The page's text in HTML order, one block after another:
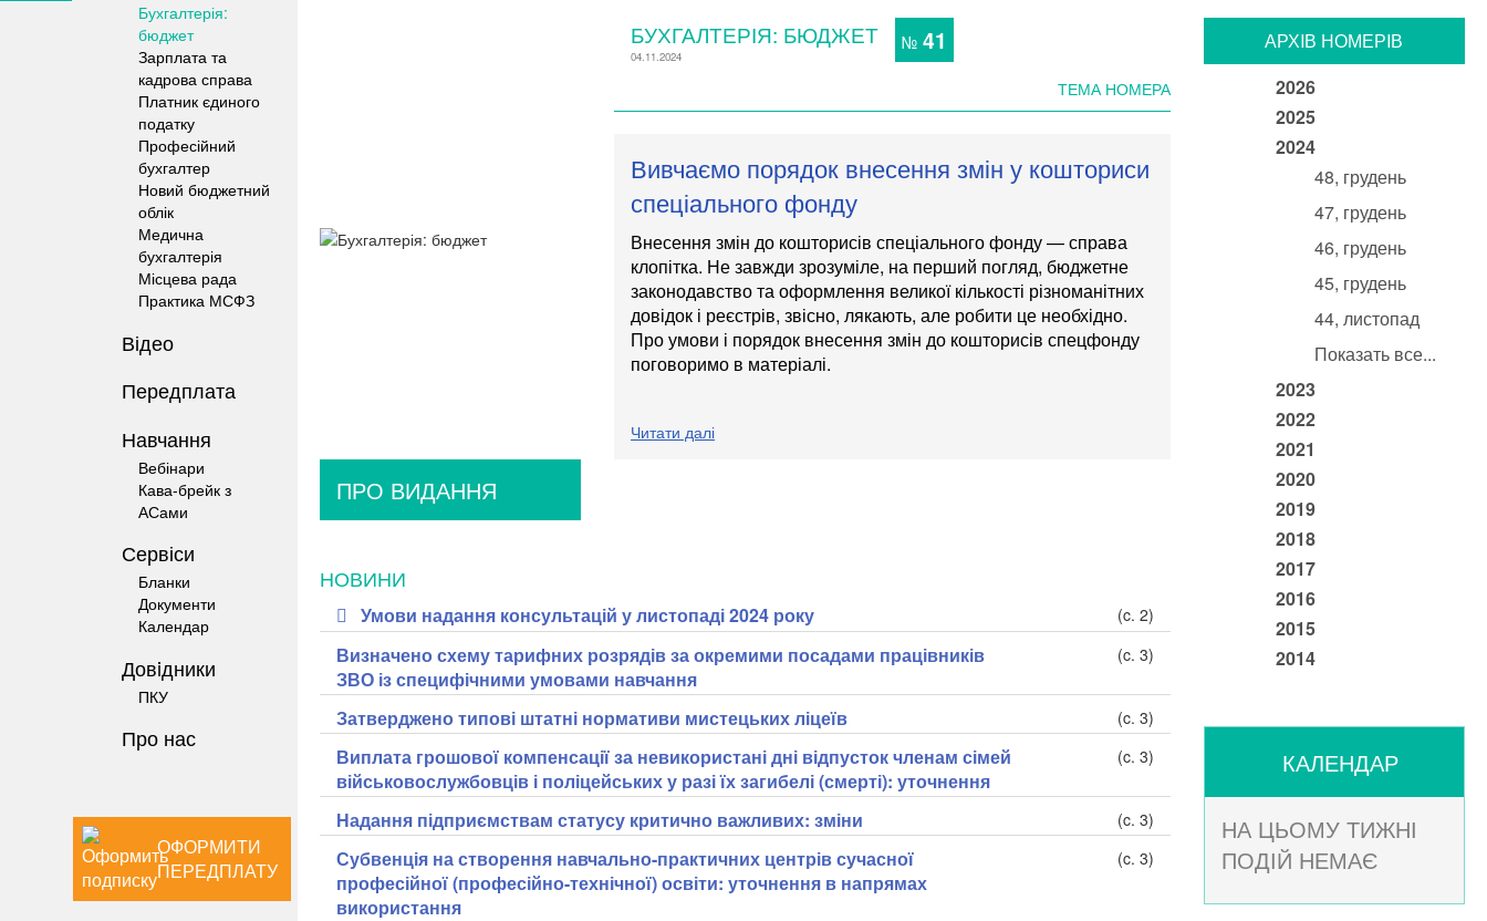
Бухгалтерія:
бюджет
Зарплата та
кадрова справа
Платник єдиного
податку
Професійний
бухгалтер
Новий бюджетний
облік
Медична
бухгалтерія
Місцева рада
Практика МСФЗ
Відео
Передплата
Навчання
Вебінари
Кава-брейк з
АСами
Сервіси
Бланки
Документи
Календар
Довiдники
ПКУ
Про нас
ОФОРМИТИ
ПЕРЕДПЛАТУ
БУХГАЛТЕРІЯ: БЮДЖЕТ
04.11.2024
№ 41
ТЕМА НОМЕРА
Вивчаємо порядок внесення змін у кошториси
спеціального фонду
Внесення змін до кошторисів спеціального фонду — справа
клопітка. Не завжди зрозуміле, на перший погляд, бюджетне
законодавство та оформлення великої кількості різноманітних
довідок і реєстрів, звісно, лякають, але робити це необхідно.
Про умови і порядок внесення змін до кошторисів спецфонду
поговоримо в матеріалі.
Читати далі
ПРО ВИДАННЯ
НОВИНИ
Умови надання консультацій у листопаді 2024 року (c. 2)
Визначено схему тарифних розрядів за окремими посадами працівників
ЗВО із специфічними умовами навчання
(c. 3)
Затверджено типові штатні нормативи мистецьких ліцеїв (c. 3)
Виплата грошової компенсації за невикористані дні відпусток членам сімей
військовослужбовців і поліцейських у разі їх загибелі (смерті): уточнення
(c. 3)
Надання підприємствам статусу критично важливих: зміни (c. 3)
Субвенція на створення навчально-практичних центрів сучасної
професійної (професійно-технічної) освіти: уточнення в напрямах
використання
(c. 3)
АРХIВ НОМЕРIВ
2026
2025
2024
48, грудень
47, грудень
46, грудень
45, грудень
44, листопад
Показать все...
2023
2022
2021
2020
2019
2018
2017
2016
2015
2014
КАЛЕНДАР
НА ЦЬОМУ ТИЖНІ
ПОДІЙ НЕМАЄ